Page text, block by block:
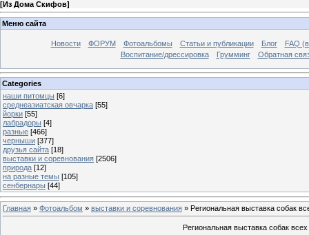
[Из Дома Скифов]
Меню сайта
Новости ФОРУМ Фотоальбомы Статьи и публикации Блог
FAQ
Воспитание/дрессировка
Грумминг Обратная
Categories
наши питомцы [6]
среднеазиатская овчарка [55]
йорки [55]
лабрадоры [4]
разные [466]
черныши [377]
друзья сайта [18]
выставки и соревнования [2506]
природа [12]
на разные темы [105]
сенбернары [44]
Главная » Фотоальбом » выставки и соревнования » Региональная выставка собак
Региональная выставка собак